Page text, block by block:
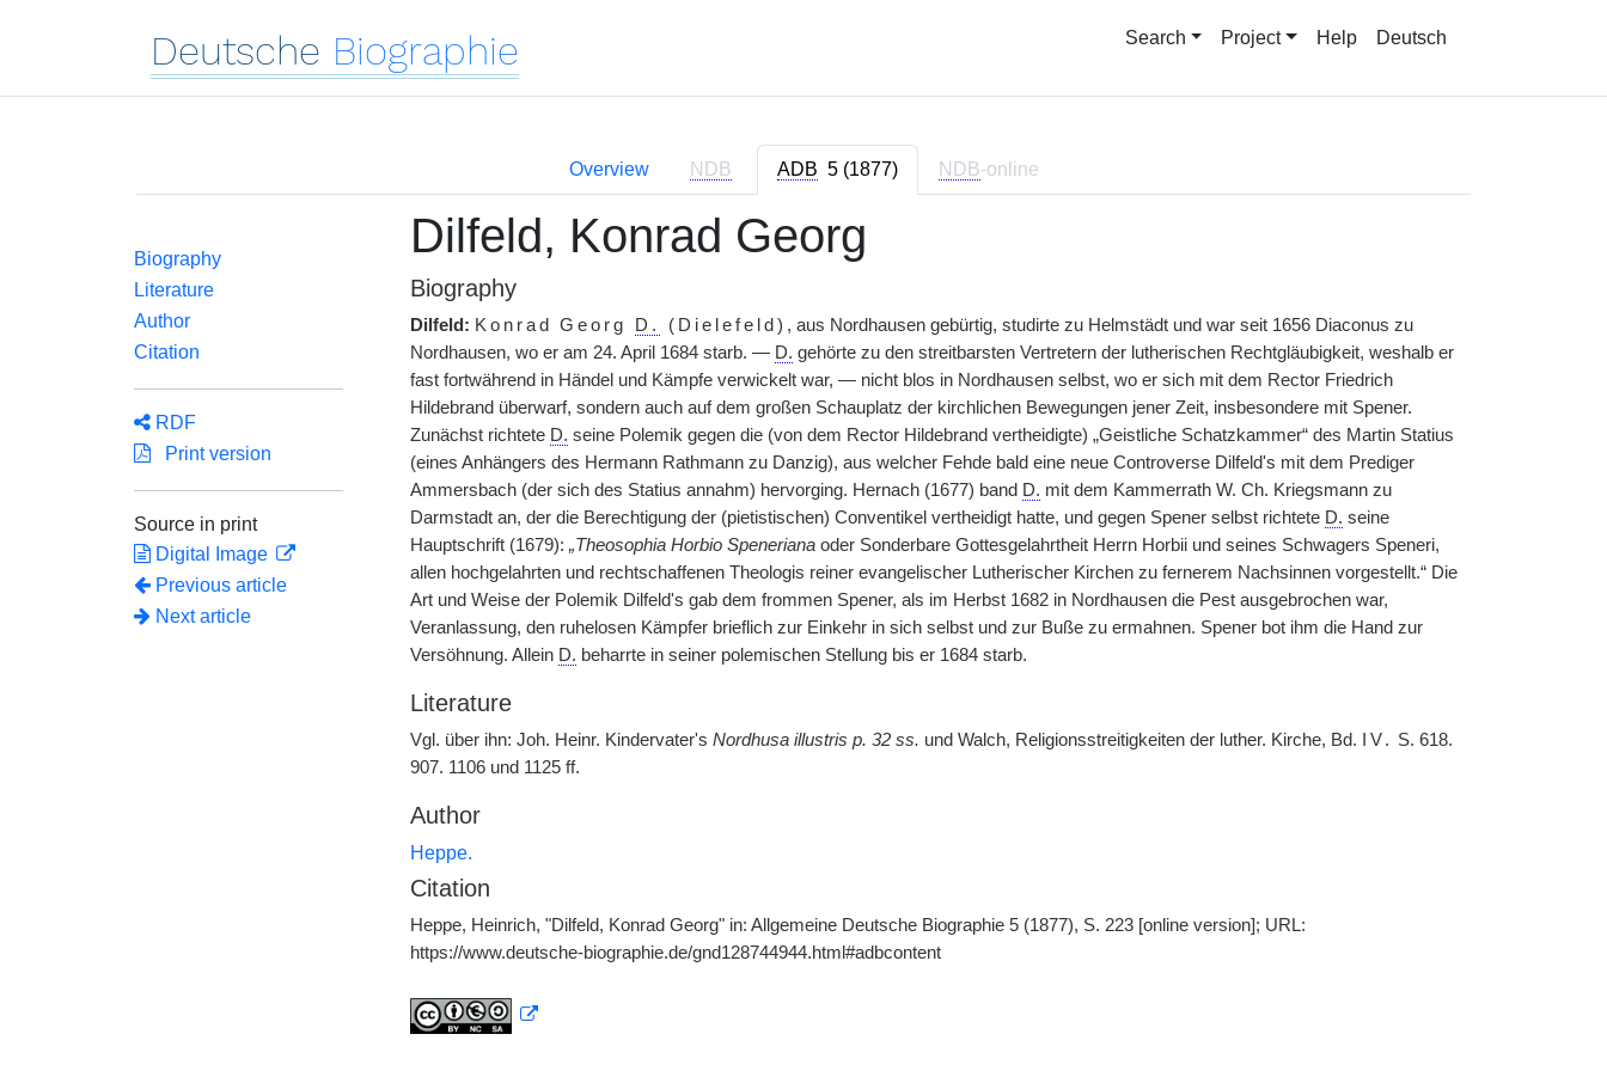
Deutsche Biographie Search Project Help Deutsch
Overview NDB ADB 5 (1877) NDB-online
Biography
Literature
Author
Citation
RDF
Print version
Source in print
Digital Image
Previous article
Next article
Dilfeld, Konrad Georg
Biography
Dilfeld: Konrad Georg D. (Dielefeld) , aus Nordhausen gebürtig, studirte zu Helmstädt und war seit 1656 Diaconus zu
Nordhausen, wo er am 24. April 1684 starb. — D. gehörte zu den streitbarsten Vertretern der lutherischen Rechtgläubigkeit, weshalb er
fast fortwährend in Händel und Kämpfe verwickelt war, — nicht blos in Nordhausen selbst, wo er sich mit dem Rector Friedrich
Hildebrand überwarf, sondern auch auf dem großen Schauplatz der kirchlichen Bewegungen jener Zeit, insbesondere mit Spener.
Zunächst richtete D. seine Polemik gegen die (von dem Rector Hildebrand vertheidigte) „Geistliche Schatzkammer“ des Martin Statius
(eines Anhängers des Hermann Rathmann zu Danzig), aus welcher Fehde bald eine neue Controverse Dilfeld's mit dem Prediger
Ammersbach (der sich des Statius annahm) hervorging. Hernach (1677) band D. mit dem Kammerrath W. Ch. Kriegsmann zu
Darmstadt an, der die Berechtigung der (pietistischen) Conventikel vertheidigt hatte, und gegen Spener selbst richtete D. seine
Hauptschrift (1679): „Theosophia Horbio Spenerianaoder Sonderbare Gottesgelahrtheit Herrn Horbii und seines Schwagers Speneri,
allen hochgelahrten und rechtschaffenen Theologis reiner evangelischer Lutherischer Kirchen zu fernerem Nachsinnen vorgestellt.“ Die
Art und Weise der Polemik Dilfeld's gab dem frommen Spener, als im Herbst 1682 in Nordhausen die Pest ausgebrochen war,
Veranlassung, den ruhelosen Kämpfer brieflich zur Einkehr in sich selbst und zur Buße zu ermahnen. Spener bot ihm die Hand zur
Versöhnung. Allein D. beharrte in seiner polemischen Stellung bis er 1684 starb.
Literature
Vgl. über ihn: Joh. Heinr. Kindervater's Nordhusa illustris p. 32 ss. und Walch, Religionsstreitigkeiten der luther. Kirche, Bd. IV. S. 618.
907. 1106 und 1125 ff.
Author
Heppe.
Citation
Heppe, Heinrich, "Dilfeld, Konrad Georg" in: Allgemeine Deutsche Biographie 5 (1877), S. 223 [online version]; URL:
https://www.deutsche-biographie.de/gnd128744944.html#adbcontent